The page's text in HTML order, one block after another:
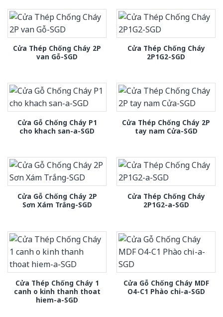
Cửa Thép Chống Cháy 2P
van Gỗ-SGD
Cửa Thép Chống Cháy
2P1G2-SGD
Cửa Gỗ Chống Cháy P1
cho khach san-a-SGD
Cửa Thép Chống Cháy 2P
tay nam Cửa-SGD
Cửa Gỗ Chống Cháy 2P
Sơn Xám Trắng-SGD
Cửa Thép Chống Cháy
2P1G2-a-SGD
Cửa Thép Chống Cháy 1
canh o kinh thanh thoat
hiem-a-SGD
Cửa Gỗ Chống Cháy MDF
O4-C1 Phào chi-a-SGD